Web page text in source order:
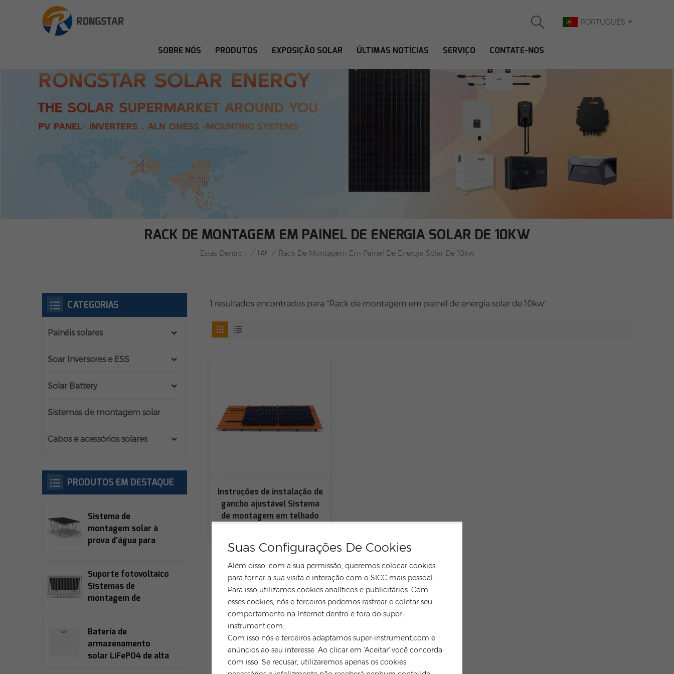
Suas Configurações De Cookies
Além disso, com a sua permissão, queremos colocar cookies
para tornar a sua visita e interação com o SICC mais pessoal.
Para isso utilizamos cookies analíticos e publicitários. Com
esses cookies, nós e terceiros podemos rastrear e coletar seu
comportamento na Internet dentro e fora do super-
instrument.com.
Com isso nós e terceiros adaptamos super-instrument.com e
anúncios ao seu interesse. Ao clicar em 'Aceitar' você concorda
com isso. Se recusar, utilizaremos apenas os cookies
PORTUGUÊS
SOBRE NÓS PRODUTOS EXPOSIÇÃO SOLAR ÚLTIMAS NOTÍCIAS SERVIÇO CONTATE-NOS
RACK DE MONTAGEM EM PAINEL DE ENERGIA SOLAR DE 10KW
Estás Dentro : / Lar / Rack De Montagem Em Painel De Energia Solar De 10kw
1 resultados encontrados para "Rack de montagem em painel de energia solar de 10kw"
Instruções de instalação de
gancho ajustável Sistema
de montagem em telhado
CATEGORIAS
Painéis solares
Soar Inversores e ESS
Solar Battery
Sistemas de montagem solar
Cabos e acessórios solares
PRODUTOS EM DESTAQUE
Sistema de
montagem solar à
prova d'água para
Suporte fotovoltaico
Sistemas de
montagem de
Bateria de
armazenamento
solar LiFePO4 de alta